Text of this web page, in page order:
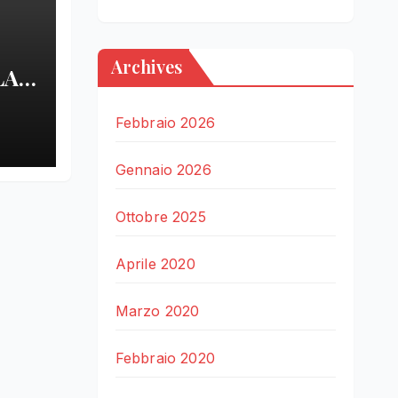
Archives
Febbraio 2026
Gennaio 2026
Ottobre 2025
Aprile 2020
Marzo 2020
Febbraio 2020